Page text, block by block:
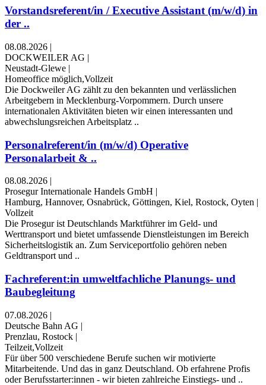
Vorstandsreferent/in / Executive Assistant (m/w/d) in
der ..
08.08.2026 |
DOCKWEILER AG |
Neustadt-Glewe |
Homeoffice möglich,Vollzeit
Die Dockweiler AG zählt zu den bekannten und verlässlichen
Arbeitgebern in Mecklenburg-Vorpommern. Durch unsere
internationalen Aktivitäten bieten wir einen interessanten und
abwechslungsreichen Arbeitsplatz ..
Personalreferent/in (m/w/d) Operative
Personalarbeit & ..
08.08.2026 |
Prosegur Internationale Handels GmbH |
Hamburg, Hannover, Osnabrück, Göttingen, Kiel, Rostock, Oyten |
Vollzeit
Die Prosegur ist Deutschlands Marktführer im Geld- und
Werttransport und bietet umfassende Dienstleistungen im Bereich
Sicherheitslogistik an. Zum Serviceportfolio gehören neben
Geldtransport und ..
Fachreferent:in umweltfachliche Planungs- und
Baubegleitung
07.08.2026 |
Deutsche Bahn AG |
Prenzlau, Rostock |
Teilzeit,Vollzeit
Für über 500 verschiedene Berufe suchen wir motivierte
Mitarbeitende. Und das in ganz Deutschland. Ob erfahrene Profis
oder Berufsstarter:innen - wir bieten zahlreiche Einstiegs- und ..